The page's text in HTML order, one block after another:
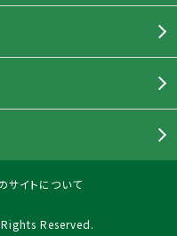
サイトについて
Reserved.